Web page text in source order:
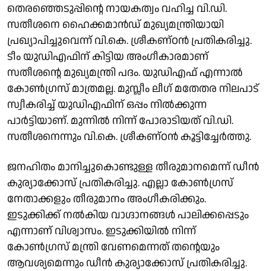
തെരഞ്ഞെടുപ്പിൻ്റെ നായകത്വം വഹിച്ച വി.ഡി.
സതീശനെ ഹൈക്കമാൻഡ് മുഖ്യമന്ത്രിയായി
പ്രഖ്യാപിച്ചുവെന്ന് വി.കെ. ശ്രീകണ്ഠൻ പ്രതികരിച്ചു.
ടീം യുഡിഎഫിന് കിട്ടിയ അംഗീകാരമാണ്
സതീശൻ്റെ മുഖ്യമന്ത്രി പദം. യുഡിഎഫ് എന്നാൽ
കോൺഗ്രസ് മാത്രമല്ല. മുസ്ലീം ലീഗ് മതേതര നിലപാട്
സ്വീകരിച്ച് യുഡിഎഫിന് ഒപ്പം നിൽക്കുന്ന
പാർട്ടിയാണ്. മുന്നിൽ നിന്ന് പോരാടിയത് വി.ഡി.
സതീശനെന്നും വി.കെ. ശ്രീകണ്ഠൻ കൂട്ടിച്ചേർത്തു.
ജനഹിതം മാനിച്ചുകൊണ്ടുള്ള തീരുമാനമെന്ന് ഡീൻ
കുര്യാക്കോസ് പ്രതികരിച്ചു. എല്ലാ കോൺഗ്രസ്
നേതാക്കളും തീരുമാനം അംഗീകരിക്കും.
ഇടുക്കിക്ക് നൽകിയ വാഗ്ദാനങ്ങൾ പാലിക്കപ്പെടും
എന്നാണ് വിശ്വാസം. ഇടുക്കിയിൽ നിന്ന്
കോൺഗ്രസ് മന്ത്രി വേണമെന്നത് തൻ്റെയും
ആവശ്യമെന്നും ഡീൻ കുര്യാക്കോസ് പ്രതികരിച്ചു.